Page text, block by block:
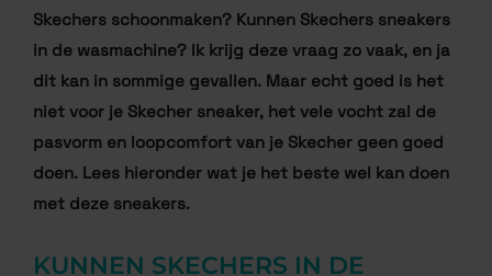
Skechers schoonmaken? Kunnen Skechers sneakers
in de wasmachine? Ik krijg deze vraag zo vaak, en ja
dit kan in sommige gevallen. Maar echt goed is het
niet voor je Skecher sneaker, het vele vocht zal de
pasvorm en loopcomfort van je Skecher geen goed
doen. Lees hieronder wat je het beste wel kan doen
met deze sneakers.
KUNNEN SKECHERS IN DE